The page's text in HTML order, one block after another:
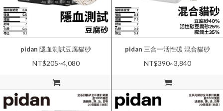
加入購物車
pidan 隱血測試豆腐貓砂
NT$205~4,080
加入購物車
pidan 三合一活性碳 混合貓砂
NT$390~3,840